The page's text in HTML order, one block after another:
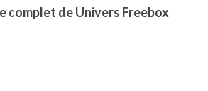
complet de Univers Freebox